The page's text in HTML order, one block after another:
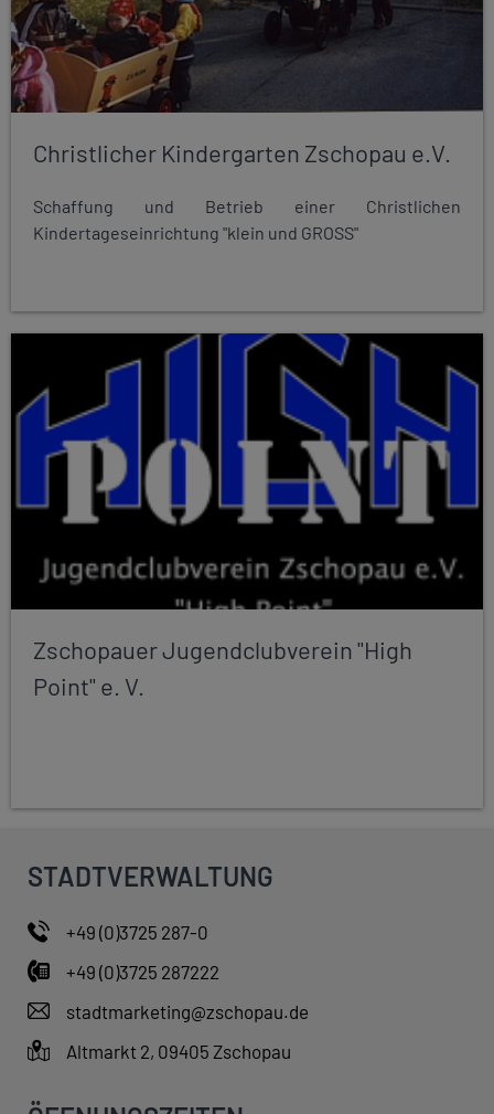
Christlicher Kindergarten Zschopau e.V.
Schaffung und Betrieb einer Christlichen
Kindertageseinrichtung "klein und GROSS"
Zschopauer Jugendclubverein "High
Point" e. V.
STADTVERWALTUNG
+49 (0)3725 287-0
+49 (0)3725 287222
stadtmarketing@zschopau.de
Altmarkt 2, 09405 Zschopau